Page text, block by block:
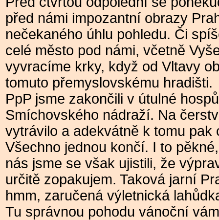
před námi impozantní obrazy
nečekaného úhlu pohledu. Či
celé město pod námi, včetně
vyvracíme krky, když od Vltavy
tomuto přemyslovskému hradišti.
PpP jsme zakončili v útulné
Smíchovského nádraží. Na
vytrávilo a adekvátně k tomu pak
Všechno jednou končí. I to
nás jsme se však ujistili, že
určitě zopakujem. Taková jarní
hmm, zaručená výletnická
Tu správnou pohodu vánoční